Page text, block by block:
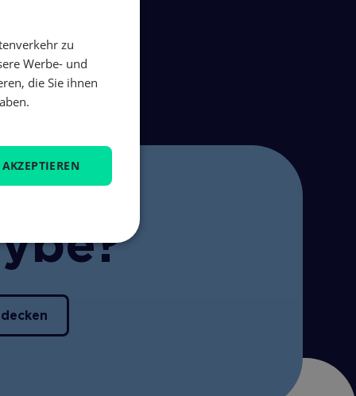
zu
Werbe- und
die Sie ihnen